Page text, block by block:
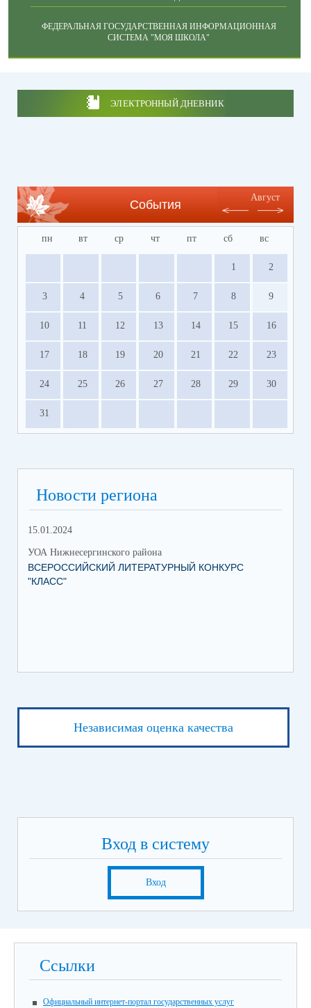
ФЕДЕРАЛЬНАЯ ГОСУДАРСТВЕННАЯ ИНФОРМАЦИОННАЯ
СИСТЕМА "МОЯ ШКОЛА"
ЭЛЕКТРОННЫЙ ДНЕВНИК
События
Август
пн вт ср чт пт сб вс
1 2
3 4 5 6 7 8 9
10 11 12 13 14 15 16
17 18 19 20 21 22 23
24 25 26 27 28 29 30
31
Новости региона
15.01.2024
УОА Нижнесергинского района
ВСЕРОССИЙСКИЙ ЛИТЕРАТУРНЫЙ КОНКУРС
"КЛАСС"
Независимая оценка качества
Вход в систему
Вход
Ссылки
Официальный интернет-портал государственных услуг